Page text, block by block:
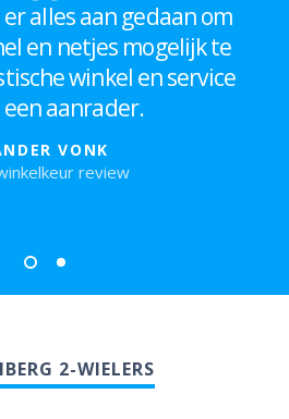
alles aan gedaan om
en netjes mogelijk te
winkel en service
een aanrader.
VONK
review
2-WIELERS